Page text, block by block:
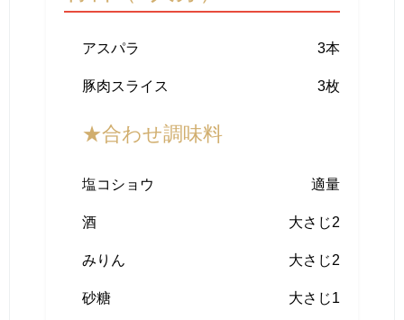
アスパラ 3本
豚肉スライス 3枚
★合わせ調味料
塩コショウ 適量
酒 大さじ2
みりん 大さじ2
砂糖 大さじ1